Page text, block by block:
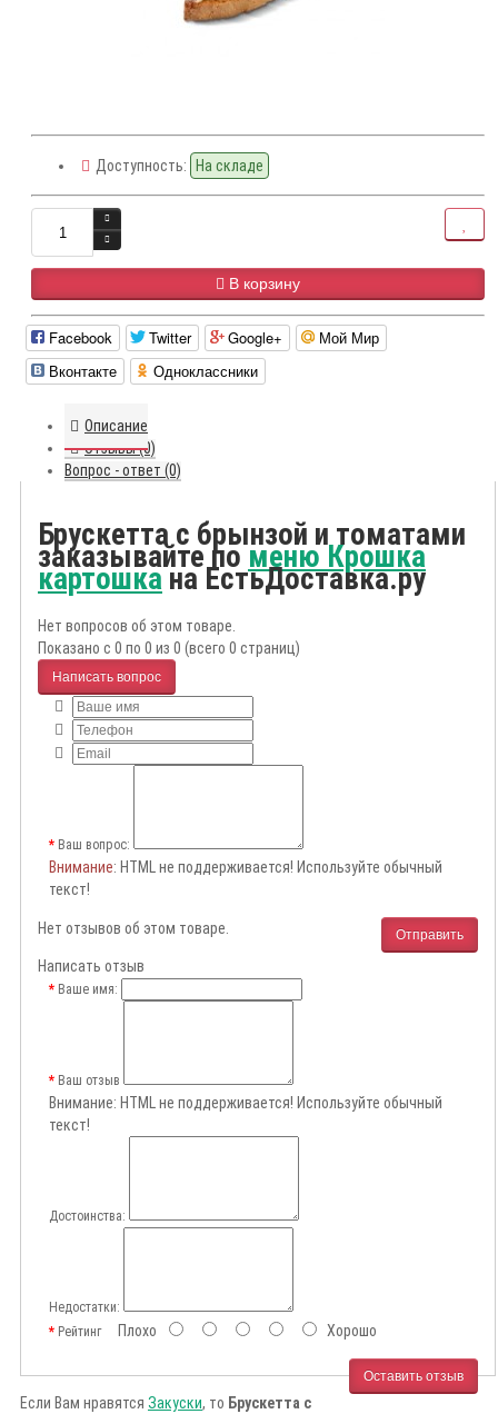
Доступность: На складе
В корзину
Facebook Twitter Google+
Мой Мир
Вконтакте
Одноклассники
Описание
Отзывы (0)
Вопрос - ответ (0)
Брускетта с брынзой и томатами
заказывайте поменю Крошка
картошкана ЕстьДоставка.ру
Нет вопросов об этом товаре.
Показано с 0 по 0 из 0 (всего 0 страниц)
Написать вопрос
Ваш вопрос:
Внимание: HTML не поддерживается! Используйте обычный
текст!
Отправить
Нет отзывов об этом товаре.
Написать отзыв
Ваше имя:
Ваш отзыв
Внимание: HTML не поддерживается! Используйте обычный
текст!
Достоинства:
Недостатки:
РейтингПлохо Хорошо
Оставить отзыв
Если Вам нравятся Закуски, то Брускетта с